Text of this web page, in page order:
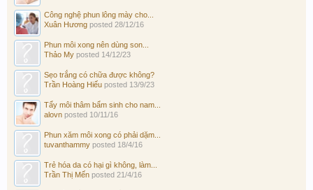
Công nghệ phun lông mày cho...
Xuân Hương posted 28/12/16
Phun môi xong nên dùng son...
Thảo My posted 14/12/23
Sẹo trắng có chữa được không?
Trần Hoàng Hiếu posted 13/9/23
Tẩy môi thâm bẩm sinh cho nam...
alovn posted 10/11/16
Phun xăm môi xong có phải dặm...
tuvanthammy posted 18/4/16
Trẻ hóa da có hại gì không, làm...
Trần Thị Mến posted 21/4/16